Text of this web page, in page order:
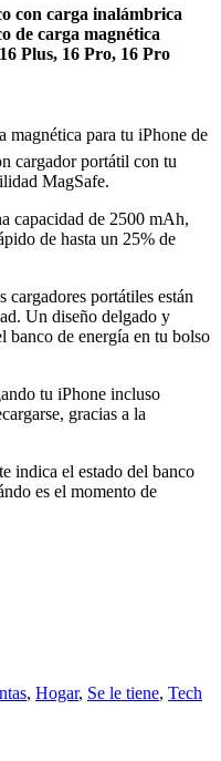
con carga inalámbrica
de carga magnética
Plus, 16 Pro, 16 Pro
magnética para tu iPhone de
cargador portátil con tu
MagSafe.
capacidad de 2500 mAh,
de hasta un 25% de
portátiles están
Un diseño delgado y
banco de energía en tu bolso
tu iPhone incluso
gracias a la
indica el estado del banco
es el momento de
, Hogar, Se le tiene, Tech